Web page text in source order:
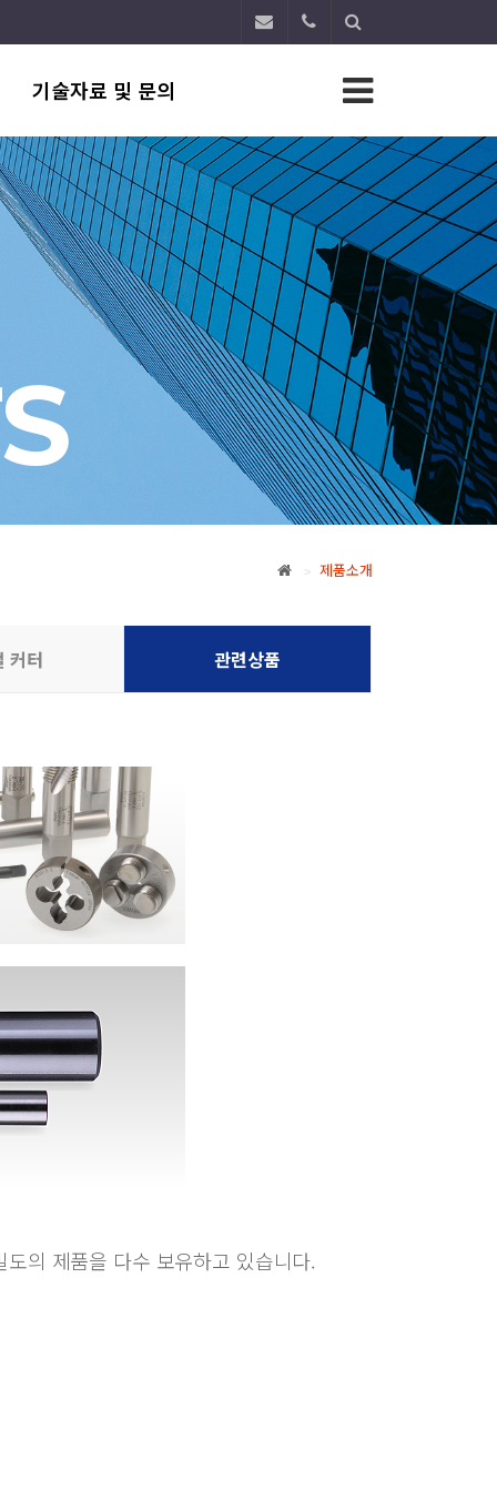
기술자료 및 문의
> 제품소개
커터 관련상품
의 제품을 다수 보유하고 있습니다.